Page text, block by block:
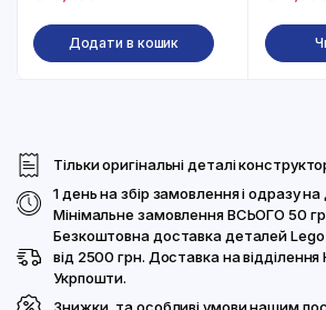
Додати в кошик
Тільки оригінальні деталі
1 день на збір замовлення і одразу
Мінімальне замовлення ВСЬОГО 50
Безкоштовна доставка деталей
від 2500 грн. Доставка на
Укрпошти.